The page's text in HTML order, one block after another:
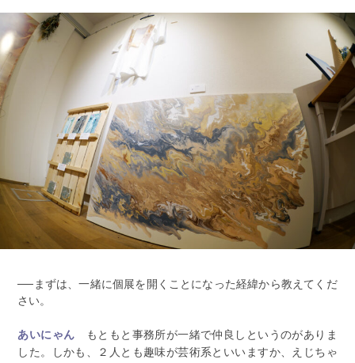
──まずは、一緒に個展を開くことになった経緯から教えてくだ
さい。
あいにゃん もともと事務所が一緒で仲良しというのがありま
した。しかも、２人とも趣味が芸術系といいますか、えじちゃ